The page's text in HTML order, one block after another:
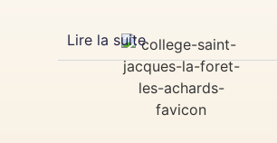
Lire la suite